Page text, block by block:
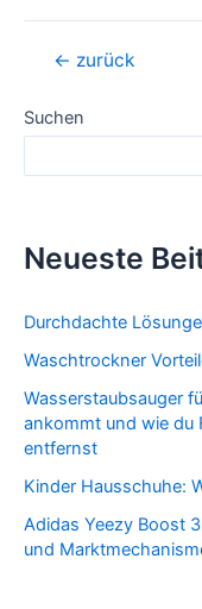
Beitragsnavigation
← zurück
Suchen
Neueste
Durchdachte
Waschtrockner
Wasserstaubsauger
ankommt und wie du
entfernst
Kinder Hausschuhe:
Adidas Yeezy Boost
und